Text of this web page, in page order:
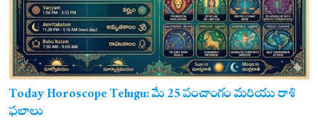
Today Horoscope Telugu: మే 25 పంచాంగం మరియు రాశి
ఫలాలు